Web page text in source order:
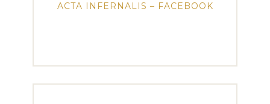
ACTA INFERNALIS – FACEBOOK